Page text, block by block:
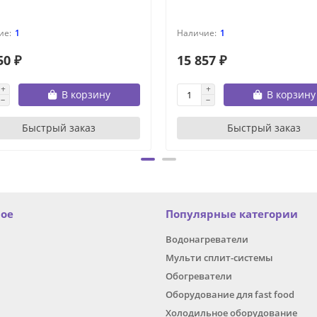
1
₽
В корзину
Быстрый заказ
1
15 857 ₽
В корзину
Быстрый заказ
Популярные категории
Водонагреватели
Мульти сплит-системы
Обогреватели
Оборудование для fast food
Холодильное оборудование